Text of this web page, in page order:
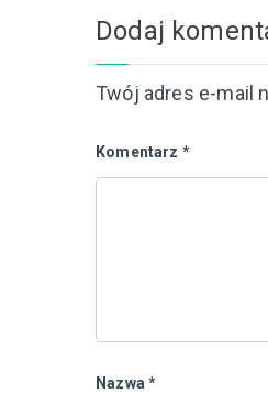
Dodaj
Twój adres e-mail
Komentarz *
Nazwa*